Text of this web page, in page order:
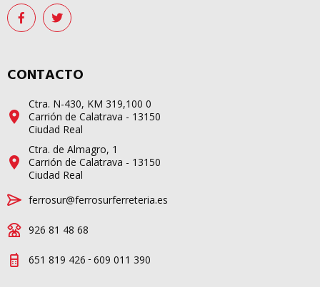
CONTACTO
Ctra. N-430, KM 319,100 0
Carrión de Calatrava - 13150
Ciudad Real
Ctra. de Almagro, 1
Carrión de Calatrava - 13150
Ciudad Real
ferrosur@ferrosurferreteria.es
926 81 48 68
651 819 426 - 609 011 390